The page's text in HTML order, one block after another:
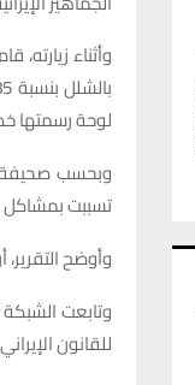
وأثناء
لوحة رسمتها
وبحسب صحيفة
تسببت بمشاكل
وأوضح
وتابعت الشبكة
للقانون